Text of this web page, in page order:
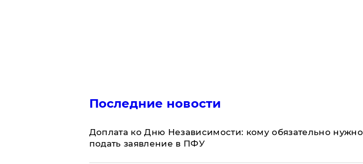
Последние новости
Доплата ко Дню Независимости: кому обязательно нужно
подать заявление в ПФУ